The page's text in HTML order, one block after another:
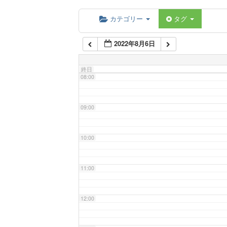
カテゴリー タグ
2022年8月6日
終日
07:00
08:00
09:00
10:00
11:00
12:00